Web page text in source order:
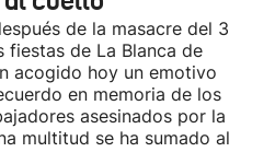
de la masacre del 3
fiestas de La Blanca de
acogido hoy un emotivo
en memoria de los
asesinados por la
multitud se ha sumado al